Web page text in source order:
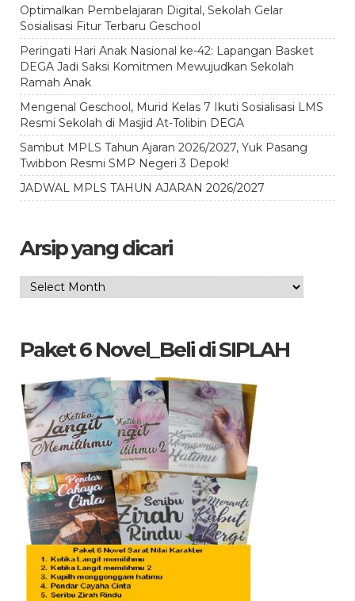
Optimalkan Pembelajaran Digital, Sekolah Gelar
Sosialisasi Fitur Terbaru Geschool
Peringati Hari Anak Nasional ke-42: Lapangan Basket
DEGA Jadi Saksi Komitmen Mewujudkan Sekolah
Ramah Anak
Mengenal Geschool, Murid Kelas 7 Ikuti Sosialisasi LMS
Resmi Sekolah di Masjid At-Tolibin DEGA
Sambut MPLS Tahun Ajaran 2026/2027, Yuk Pasang
Twibbon Resmi SMP Negeri 3 Depok!
JADWAL MPLS TAHUN AJARAN 2026/2027
Arsip yang dicari
Arsip
Paket 6 Novel_Beli di SIPLAH